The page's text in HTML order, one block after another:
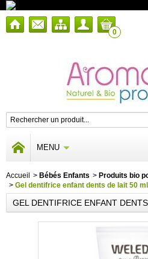
0
MENU
Accueil > Bébés Enfants > Produits bio
> Gel dentifrice enfant dents de lait 50
GEL DENTIFRICE ENFANT